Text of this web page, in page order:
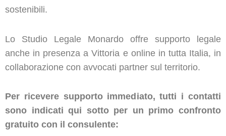
sostenibili.
Lo Studio Legale Monardo offre supporto legale
anche in presenza a Vittoria e online in tutta Italia, in
collaborazione con avvocati partner sul territorio.
Per ricevere supporto immediato, tutti i contatti
sono indicati qui sotto per un primo confronto
gratuito con il consulente: